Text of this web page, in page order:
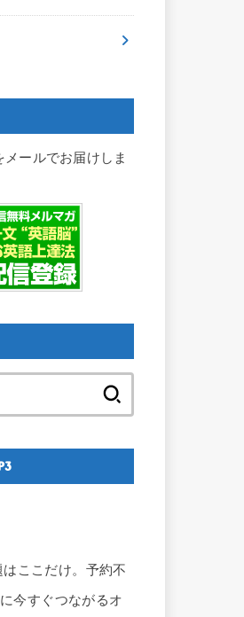
ールでお届けしま
ここだけ。予約不
今すぐつながるオ